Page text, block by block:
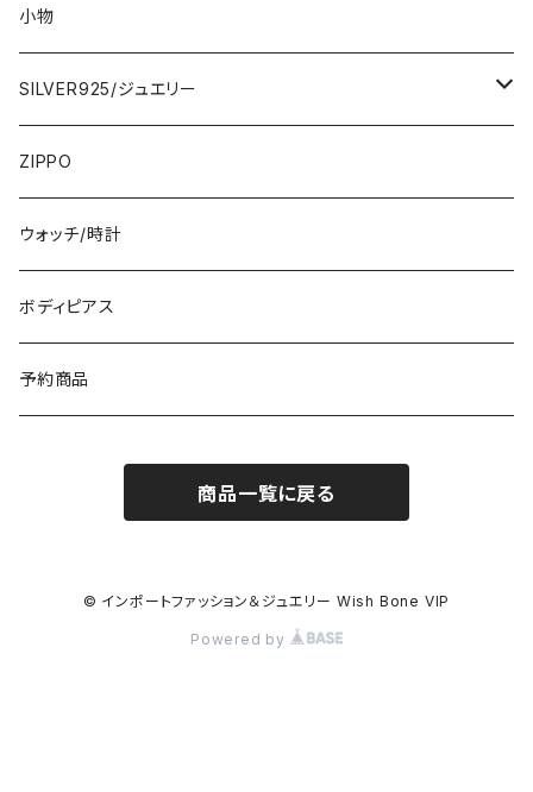
3000円
5000円
7000円
ロング・マキシ
ひざ・ミディ
トップス・カーディガン・アウター
カーディガン
イタリア製ジャケット
その他のアウター
スカート・パンツ
大判ストール・ロングスカーフ
小さめスカーフ
コットンストール・スカーフ
冬物・マフラー
小物
SILVER925/ジュエリー
指輪・リング
ネックレス・ペンダントトップ
ピアス・イヤリング
ブレスレット・バングル
ZIPPO
ウォッチ/時計
ボディピアス
予約商品
商品一覧に戻る
© インポートファッション＆ジュエリー Wish Bone VIP
Powered by